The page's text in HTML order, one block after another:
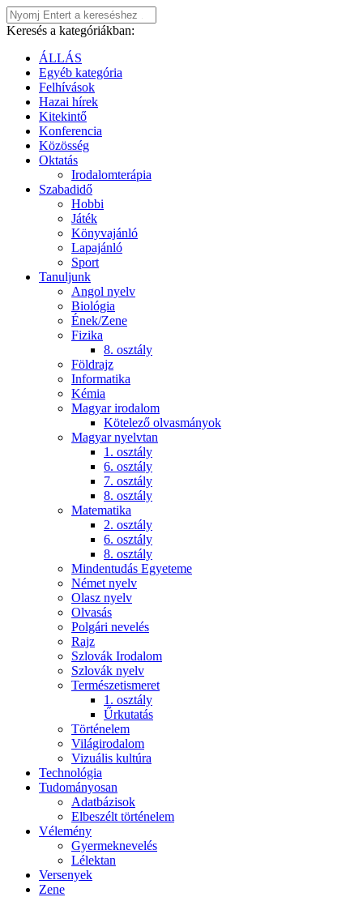
Keresés a kategóriákban:
ÁLLÁS
Egyéb kategória
Felhívások
Hazai hírek
Kitekintő
Konferencia
Közösség
Oktatás
Irodalomterápia
Szabadidő
Hobbi
Játék
Könyvajánló
Lapajánló
Sport
Tanuljunk
Angol nyelv
Biológia
Ének/Zene
Fizika
8. osztály
Földrajz
Informatika
Kémia
Magyar irodalom
Kötelező olvasmányok
Magyar nyelvtan
1. osztály
6. osztály
7. osztály
8. osztály
Matematika
2. osztály
6. osztály
8. osztály
Mindentudás Egyeteme
Német nyelv
Olasz nyelv
Olvasás
Polgári nevelés
Rajz
Szlovák Irodalom
Szlovák nyelv
Természetismeret
1. osztály
Űrkutatás
Történelem
Világirodalom
Vizuális kultúra
Technológia
Tudományosan
Adatbázisok
Elbeszélt történelem
Vélemény
Gyermeknevelés
Lélektan
Versenyek
Zene